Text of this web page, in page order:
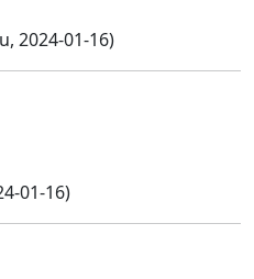
2024-01-16)
01-16)